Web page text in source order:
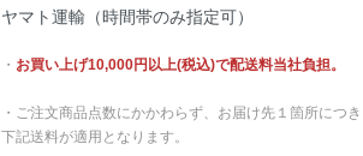
ヤマト運輸（時間帯のみ指定可）
・ お買い上げ10,000円以上(税込)で配送料当社負担。
・ご注文商品点数にかかわらず、お届け先１箇所につき
下記送料が適用となります。